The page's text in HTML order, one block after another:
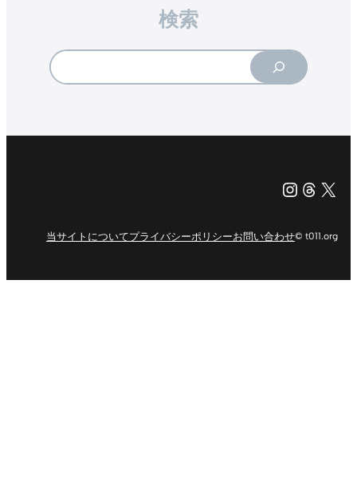
検索
X（旧
当サイトについてプライバシーポリシーお問い合わせ© t011.org